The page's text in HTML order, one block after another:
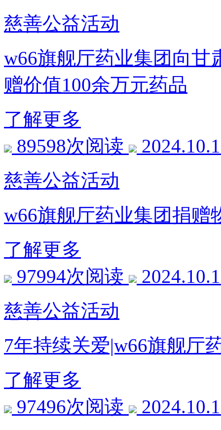
慈善公益活动
w66旗舰厅药业集团向甘
赠价值100余万元药品
了解更多
89598次阅读
慈善公益活动
w66旗舰厅药业集团捐赠
了解更多
97994次阅读
慈善公益活动
7年持续关爱|w66旗舰厅
了解更多
97496次阅读